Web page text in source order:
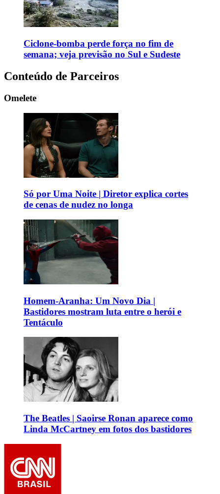
Ciclone-bomba perde força no fim de
semana; veja previsão no Sul e Sudeste
Conteúdo de Parceiros
Omelete
Só por Uma Noite | Diretor explica cortes
de cenas de nudez no longa
Homem-Aranha: Um Novo Dia |
Bastidores mostram luta entre o herói e
Tentáculo
The Beatles | Saoirse Ronan aparece como
Linda McCartney em fotos dos bastidores